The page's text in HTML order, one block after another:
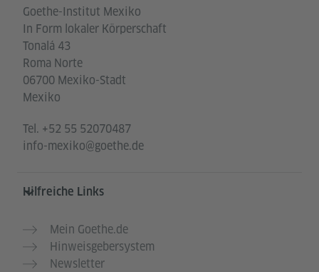
Goethe-Institut Mexiko
In Form lokaler Körperschaft
Tonalá 43
Roma Norte
06700 Mexiko-Stadt
Mexiko
Tel. +52 55 52070487
info-mexiko@goethe.de
Hilfreiche Links
Mein Goethe.de
Hinweisgebersystem
Newsletter